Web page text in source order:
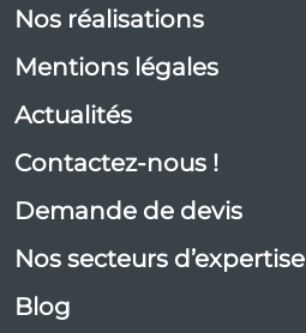
Nos réalisations
Mentions légales
Actualités
Contactez-nous !
Demande de devis
Nos secteurs d’expertise
Blog